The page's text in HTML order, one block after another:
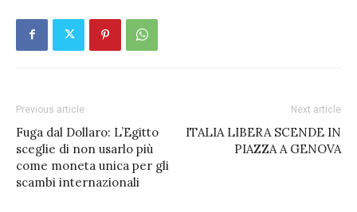
Previous article
Fuga dal Dollaro: L’Egitto
sceglie di non usarlo più
come moneta unica per gli
scambi internazionali
Next article
ITALIA LIBERA SCENDE IN
PIAZZA A GENOVA